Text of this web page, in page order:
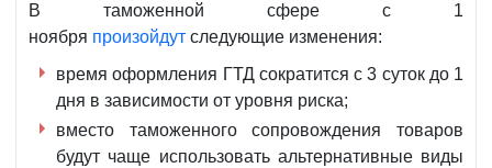
В таможенной сфере с 1
ноября произойдут следующие изменения:
время оформления ГТД сократится с 3 суток до 1
дня в зависимости от уровня риска;
вместо таможенного сопровождения товаров
будут чаще использовать альтернативные виды